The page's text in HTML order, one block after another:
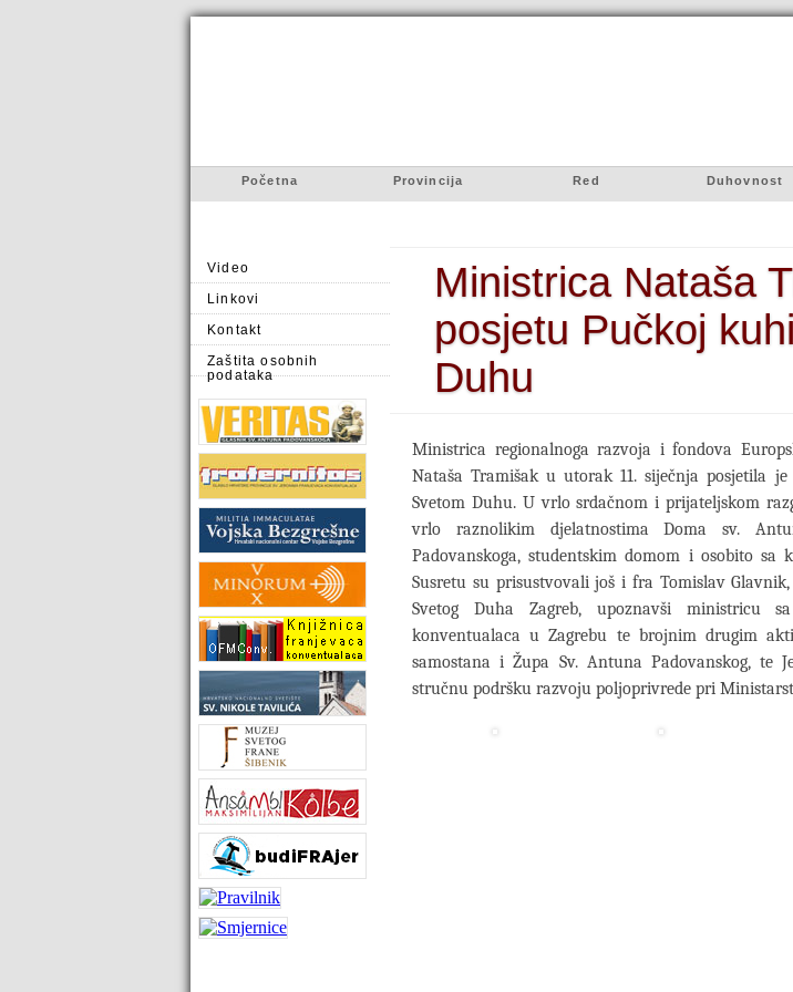
Početna Provincija Red Duhovnost
Video
Linkovi
Kontakt
Zaštita osobnih
podataka
Ministrica Nataša
posjetu Pučkoj
Duhu
Ministrica regionalnoga razvoja i fondova
Nataša Tramišak u utorak 11. siječnja posjetila
Svetom Duhu. U vrlo srdačnom i prijateljskom
vrlo raznolikim djelatnostima Doma sv.
Padovanskoga, studentskim domom i osobito
Susretu su prisustvovali još i fra Tomislav
Svetog Duha Zagreb, upoznavši ministricu
konventualaca u Zagrebu te brojnim drugim
samostana i Župa Sv. Antuna Padovanskog, te
stručnu podršku razvoju poljoprivrede pri